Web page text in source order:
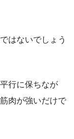
はないでしょう
行に保ちなが
肉が強いだけで